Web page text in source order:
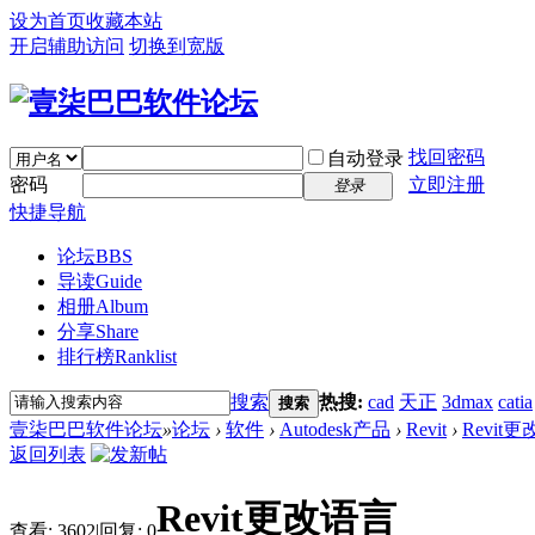
设为首页收藏本站
开启辅助访问 切换到宽版
自动登录 找回密码
密码
登录
立即注册
快捷导航
论坛BBS
导读Guide
相册Album
分享Share
排行榜Ranklist
搜索 搜索 热搜: cad 天正 3dmax catia
壹柒巴巴软件论坛»论坛 › 软件 › Autodesk产品 › Revit › Revit更
返回列表
查看: 3602|回复: 0Revit更改语言